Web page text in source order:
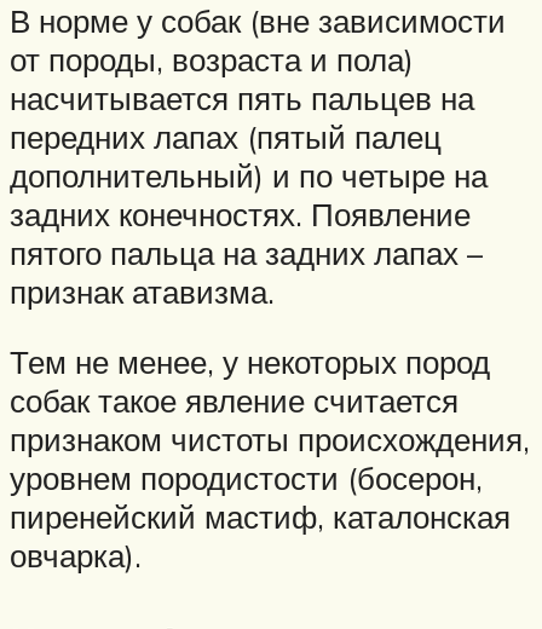
В норме у собак (вне зависимости
от породы, возраста и пола)
насчитывается пять пальцев на
передних лапах (пятый палец
дополнительный) и по четыре на
задних конечностях. Появление
пятого пальца на задних лапах –
признак атавизма.
Тем не менее, у некоторых пород
собак такое явление считается
признаком чистоты происхождения,
уровнем породистости (босерон,
пиренейский мастиф, каталонская
овчарка).